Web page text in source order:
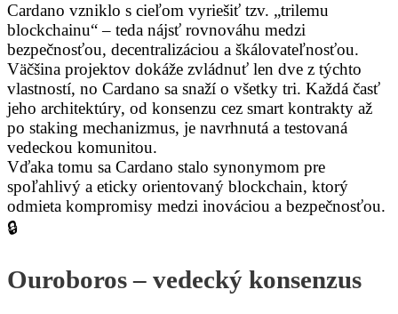
Cardano vzniklo s cieľom vyriešiť tzv. „trilemu
blockchainu“ – teda nájsť rovnováhu medzi
bezpečnosťou, decentralizáciou a škálovateľnosťou.
Väčšina projektov dokáže zvládnuť len dve z týchto
vlastností, no Cardano sa snaží o všetky tri. Každá časť
jeho architektúry, od konsenzu cez smart kontrakty až
po staking mechanizmus, je navrhnutá a testovaná
vedeckou komunitou.
Vďaka tomu sa Cardano stalo synonymom pre
spoľahlivý a eticky orientovaný blockchain, ktorý
odmieta kompromisy medzi inováciou a bezpečnosťou.
🔒
Ouroboros – vedecký konsenzus